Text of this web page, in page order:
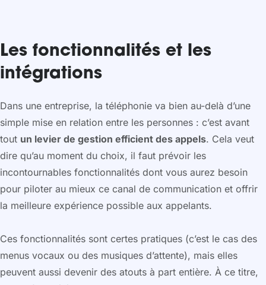
Les fonctionnalités et les
intégrations
Dans une entreprise, la téléphonie va bien au-delà d’une
simple mise en relation entre les personnes : c’est avant
tout un levier de gestion efficient des appels. Cela veut
dire qu’au moment du choix, il faut prévoir les
incontournables fonctionnalités dont vous aurez besoin
pour piloter au mieux ce canal de communication et offrir
la meilleure expérience possible aux appelants.
Ces fonctionnalités sont certes pratiques (c’est le cas des
menus vocaux ou des musiques d’attente), mais elles
peuvent aussi devenir des atouts à part entière. À ce titre,